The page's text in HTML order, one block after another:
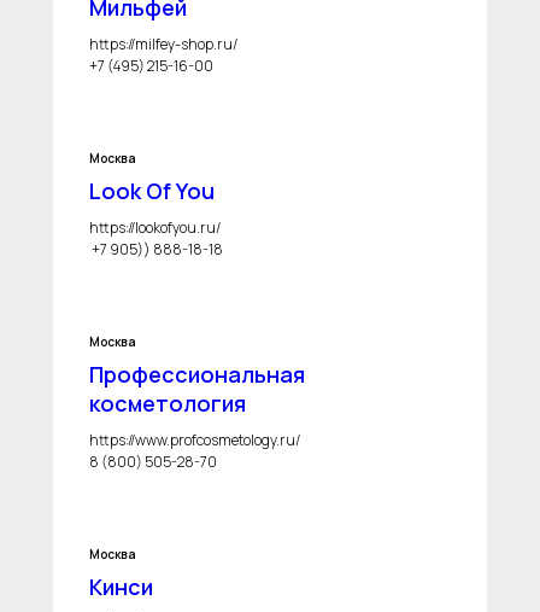
Мильфей
https://milfey-shop.ru/
+7 (495) 215-16-00
Москва
Look Of You
https://lookofyou.ru/
+7 905)) 888-18-18
Москва
Профессиональная
косметология
https://www.profcosmetology.ru/
8 (800) 505-28-70
Москва
Кинси